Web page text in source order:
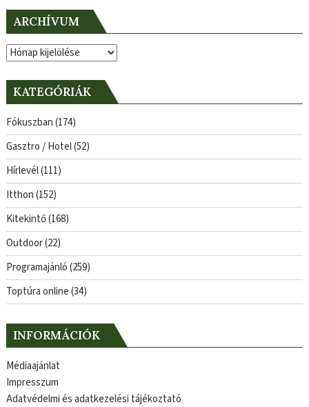
ARCHÍVUM
Archívum
KATEGÓRIÁK
Fókuszban(174)
Gasztro / Hotel(52)
Hírlevél(111)
Itthon(152)
Kitekintő(168)
Outdoor(22)
Programajánló(259)
Toptúra online(34)
INFORMÁCIÓK
Médiaajánlat
Impresszum
Adatvédelmi és adatkezelési tájékoztató